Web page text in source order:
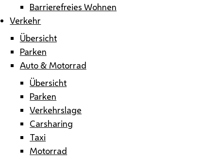
Barrierefreies Wohnen
Verkehr
Übersicht
Parken
Auto & Motorrad
Übersicht
Parken
Verkehrslage
Carsharing
Taxi
Motorrad